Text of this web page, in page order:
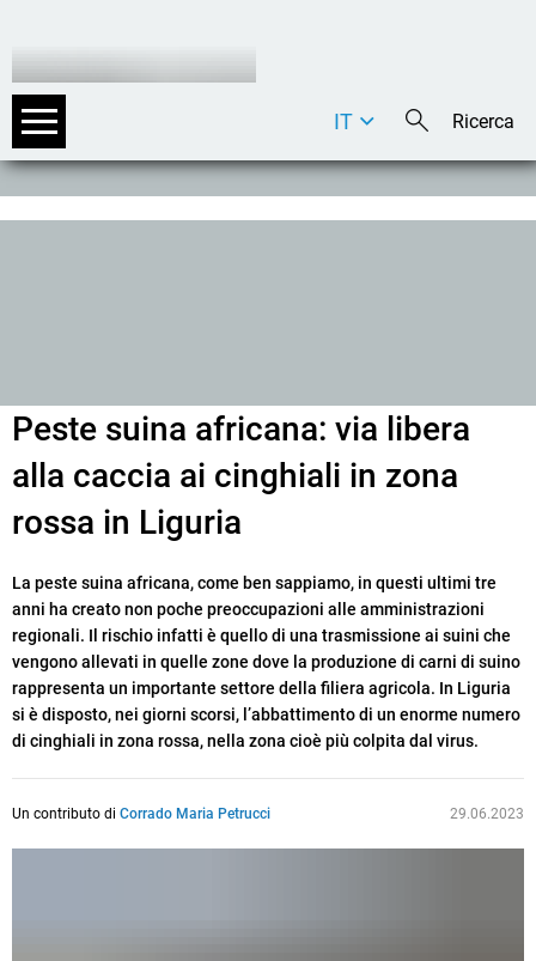
DE
IT
Peste suina africana: via libera
alla caccia ai cinghiali in zona
rossa in Liguria
La peste suina africana, come ben sappiamo, in questi ultimi tre
anni ha creato non poche preoccupazioni alle amministrazioni
regionali. Il rischio infatti è quello di una trasmissione ai suini che
vengono allevati in quelle zone dove la produzione di carni di suino
rappresenta un importante settore della filiera agricola. In Liguria
si è disposto, nei giorni scorsi, l’abbattimento di un enorme numero
di cinghiali in zona rossa, nella zona cioè più colpita dal virus.
Un contributo di Corrado Maria Petrucci 29.06.2023